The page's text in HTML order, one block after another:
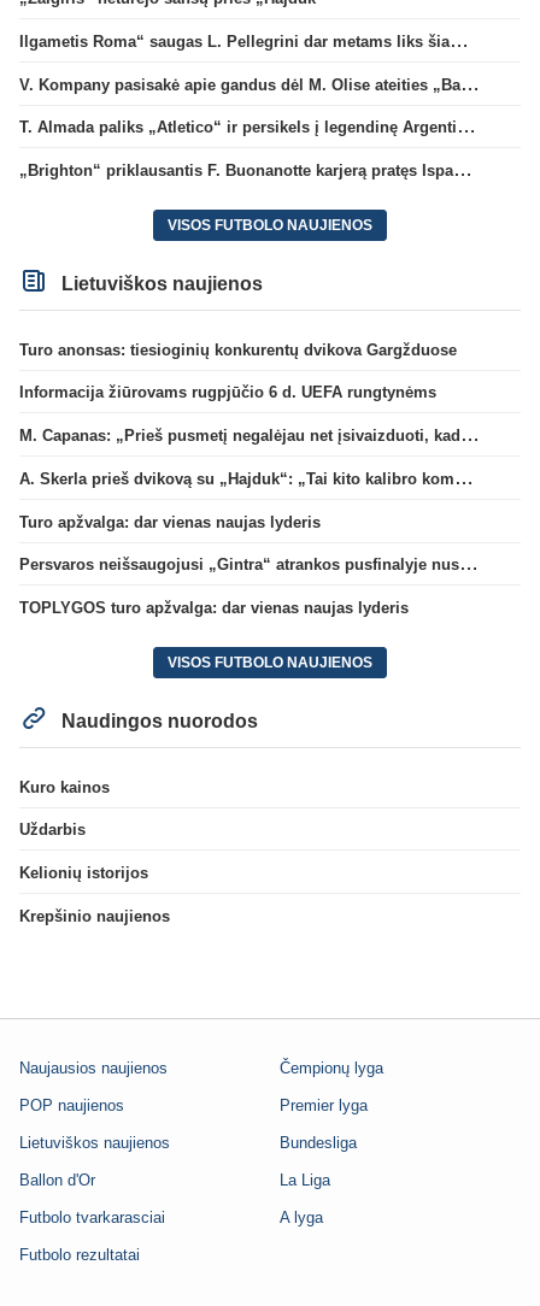
Ilgametis Roma“ saugas L. Pellegrini dar metams liks šiame klube
V. Kompany pasisakė apie gandus dėl M. Olise ateities „Bayern“ gretose
T. Almada paliks „Atletico“ ir persikels į legendinę Argentinos ekipą
„Brighton“ priklausantis F. Buonanotte karjerą pratęs Ispanijoje
VISOS FUTBOLO NAUJIENOS
Lietuviškos naujienos
Turo anonsas: tiesioginių konkurentų dvikova Gargžduose
Informacija žiūrovams rugpjūčio 6 d. UEFA rungtynėms
M. Capanas: „Prieš pusmetį negalėjau net įsivaizduoti, kad žaisime prieš „Hajduk“
A. Skerla prieš dvikovą su „Hajduk“: „Tai kito kalibro komanda“
Turo apžvalga: dar vienas naujas lyderis
Persvaros neišsaugojusi „Gintra“ atrankos pusfinalyje nusileido Škotijos čempionėms
TOPLYGOS turo apžvalga: dar vienas naujas lyderis
VISOS FUTBOLO NAUJIENOS
Naudingos nuorodos
Kuro kainos
Uždarbis
Kelionių istorijos
Krepšinio naujienos
Naujausios naujienos
POP naujienos
Lietuviškos naujienos
Ballon d'Or
Futbolo tvarkarasciai
Futbolo rezultatai
Čempionų lyga
Premier lyga
Bundesliga
La Liga
A lyga